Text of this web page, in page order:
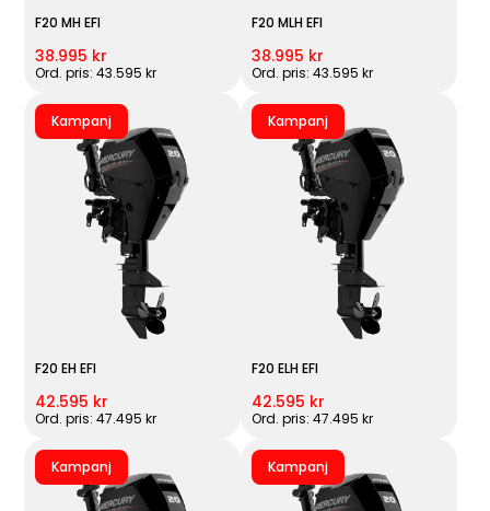
F20 MH EFI
38.995 kr
Ord. pris: 43.595 kr
F20 MLH EFI
38.995 kr
Ord. pris: 43.595 kr
Kampanj
F20 EH EFI
42.595 kr
Ord. pris: 47.495 kr
Kampanj
F20 ELH EFI
42.595 kr
Ord. pris: 47.495 kr
Kampanj Kampanj